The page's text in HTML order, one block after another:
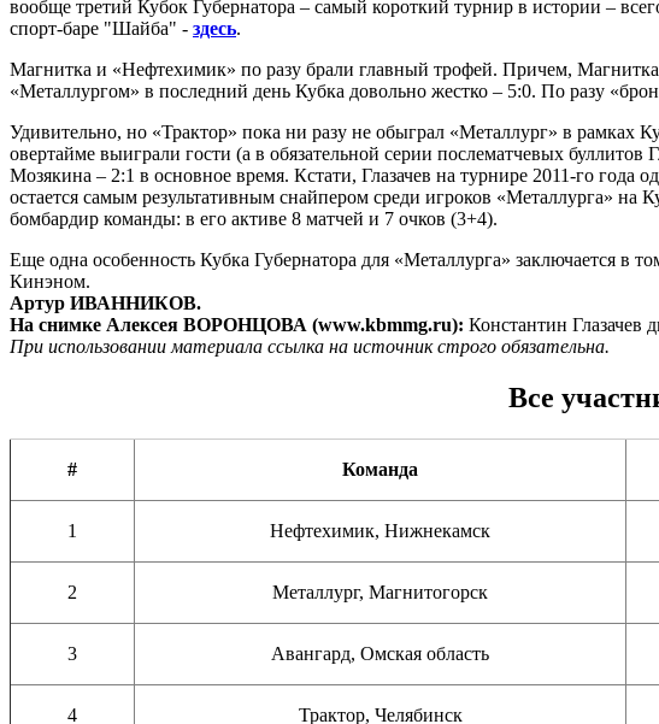
вообще третий Кубок Губернатора – самый короткий турнир в истории –
спорт-баре "Шайба" - здесь.
Магнитка и «Нефтехимик» по разу брали главный трофей. Причем,
«Металлургом» в последний день Кубка довольно жестко – 5:0. По разу
Удивительно, но «Трактор» пока ни разу не обыграл «Металлург» в рамках
овертайме выиграли гости (а в обязательной серии послематчевых
Мозякина – 2:1 в основное время. Кстати, Глазачев на турнире 2011-го года
остается самым результативным снайпером среди игроков «Металлурга»
бомбардир команды: в его активе 8 матчей и 7 очков (3+4).
Еще одна особенность Кубка Губернатора для «Металлурга» заключается в
Кинэном.
Артур ИВАННИКОВ.
На снимке Алексея ВОРОНЦОВА (www.kbmmg.ru): Константин Глазачев
При использовании материала ссылка на источник строго обязательна.
Все
# Команда
1 Нефтехимик, Нижнекамск
2 Металлург, Магнитогорск
3 Авангард, Омская область
4 Трактор, Челябинск